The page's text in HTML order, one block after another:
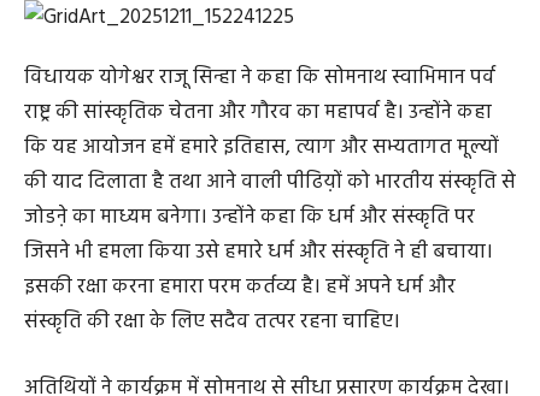
विधायक योगेश्वर राजू सिन्हा ने कहा कि सोमनाथ स्वाभिमान पर्व
राष्ट्र की सांस्कृतिक चेतना और गौरव का महापर्व है। उन्होंने कहा
कि यह आयोजन हमें हमारे इतिहास, त्याग और सभ्यतागत मूल्यों
की याद दिलाता है तथा आने वाली पीढिय़ों को भारतीय संस्कृति से
जोडऩे का माध्यम बनेगा। उन्होंने कहा कि धर्म और संस्कृति पर
जिसने भी हमला किया उसे हमारे धर्म और संस्कृति ने ही बचाया।
इसकी रक्षा करना हमारा परम कर्तव्य है। हमें अपने धर्म और
संस्कृति की रक्षा के लिए सदैव तत्पर रहना चाहिए।
अतिथियों ने कार्यक्रम में सोमनाथ से सीधा प्रसारण कार्यक्रम देखा।